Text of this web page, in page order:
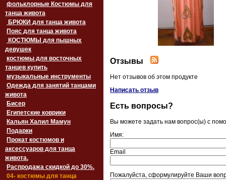
фольклорные Костюмы для
танца живота
БРЮКИ для танца живота
Пояс для танца живота
девушек
костюмы для восточных
танцев купить
музыкальные инструменты
Одежда для занятий танцами
живота
Бисер
Египетские коврики
Кальян Халил Мамун
Подарки
Прокат костюмов и
аксессуаров для танца
живота.
Распродажа скидкой до 30%.
04- костюмы для танца
Отзывы
Нет отзывов об этом продукте
Написать отзыв
Есть вопросы?
Вы можете задать нам вопрос(ы) с
Имя:
Email
Пожалуйста, сформулируйте Ваши